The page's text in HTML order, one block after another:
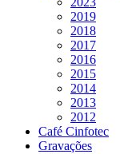
2019
2018
2017
2016
2015
2014
2013
2012
Café Cinfotec
Gravações